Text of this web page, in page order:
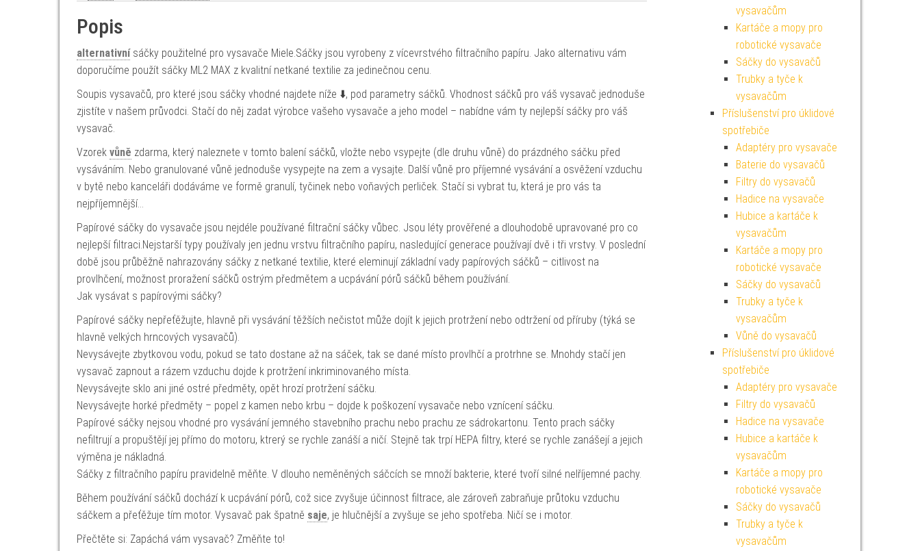
Popis
alternativnísáčky použitelné pro vysavače Miele.Sáčky jsou vyrobeny z vícevrstvého filtračního papíru. Jako alternativu vám
doporučíme použít sáčky ML2 MAX z kvalitní netkané textilie za jedinečnou cenu.
Soupis vysavačů, pro které jsou sáčky vhodné najdete níže ⬇️, pod parametry sáčků. Vhodnost sáčků pro váš vysavač jednoduše
zjistíte v našem průvodci. Stačí do něj zadat výrobce vašeho vysavače a jeho model – nabídne vám ty nejlepší sáčky pro váš
vysavač.
Vzorek vůně zdarma, který naleznete v tomto balení sáčků, vložte nebo vsypejte (dle druhu vůně) do prázdného sáčku před
vysáváním. Nebo granulované vůně jednoduše vysypejte na zem a vysajte. Další vůně pro příjemné vysávání a osvěžení vzduchu
v bytě nebo kanceláři dodáváme ve formě granulí, tyčinek nebo voňavých perliček. Stačí si vybrat tu, která je pro vás ta
nejpříjemnější…
Papírové sáčky do vysavače jsou nejdéle používané filtrační sáčky vůbec. Jsou léty prověřené a dlouhodobě upravované pro co
nejlepší filtraci.Nejstarší typy používaly jen jednu vrstvu filtračního papíru, nasledující generace používají dvě i tři vrstvy. V poslední
době jsou průběžně nahrazovány sáčky z netkané textilie, které eleminují základní vady papírových sáčků – citlivost na
provlhčení, možnost proražení sáčků ostrým předmětem a ucpávání pórů sáčků během používání.
Jak vysávat s papírovými sáčky?
Papírové sáčky nepřeťěžujte, hlavně při vysávání těžších nečistot může dojít k jejich protržení nebo odtržení od příruby (týká se
hlavně velkých hrncových vysavačů).
Nevysávejte zbytkovou vodu, pokud se tato dostane až na sáček, tak se dané místo provlhčí a protrhne se. Mnohdy stačí jen
vysavač zapnout a rázem vzduchu dojde k protržení inkriminovaného místa.
Nevysávejte sklo ani jiné ostré předměty, opět hrozí protržení sáčku.
Nevysávejte horké předměty – popel z kamen nebo krbu – dojde k poškození vysavače nebo vznícení sáčku.
Papírové sáčky nejsou vhodné pro vysávání jemného stavebního prachu nebo prachu ze sádrokartonu. Tento prach sáčky
nefiltrují a propuštějí jej přímo do motoru, ktrerý se rychle zanáší a ničí. Stejně tak trpí HEPA filtry, které se rychle zanášejí a jejich
výměna je nákladná.
Sáčky z filtračního papíru pravidelně měňte. V dlouho neměněných sáčcích se množí bakterie, které tvoří silné nelříjemné pachy.
Během používání sáčků dochází k ucpávání pórů, což sice zvyšuje účinnost filtrace, ale zároveň zabraňuje průtoku vzduchu
sáčkem a přeťěžuje tím motor. Vysavač pak špatně saje, je hlučnější a zvyšuje se jeho spotřeba. Ničí se i motor.
Přečtěte si: Zapáchá vám vysavač? Změňte to!
vysavačům
Kartáče a mopy pro
robotické vysavače
Sáčky do vysavačů
Trubky a tyče k
vysavačům
Příslušenství pro úklidové
spotřebiče
Adaptéry pro vysavače
Baterie do vysavačů
Filtry do vysavačů
Hadice na vysavače
Hubice a kartáče k
vysavačům
Kartáče a mopy pro
robotické vysavače
Sáčky do vysavačů
Trubky a tyče k
vysavačům
Vůně do vysavačů
Příslušenství pro úklidové
spotřebiče
Adaptéry pro vysavače
Filtry do vysavačů
Hadice na vysavače
Hubice a kartáče k
vysavačům
Kartáče a mopy pro
robotické vysavače
Sáčky do vysavačů
Trubky a tyče k
vysavačům